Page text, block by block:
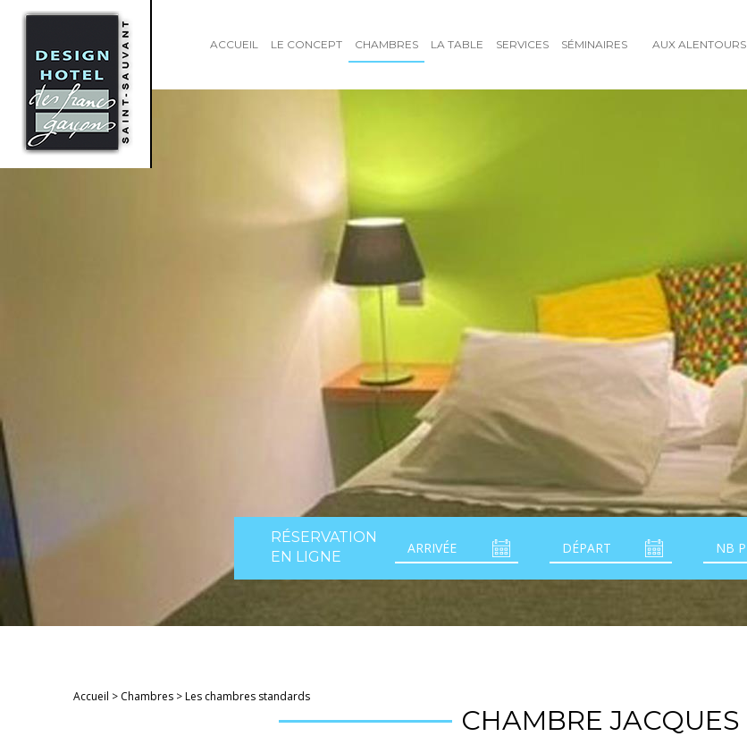
ACCUEIL LE CONCEPT CHAMBRES LA TABLE SERVICES SÉMINAIRES AUX ALENTOURS
RÉSERVATION
EN LIGNE
Accueil > Chambres>Les chambres standards
CHAMBRE JACQUES